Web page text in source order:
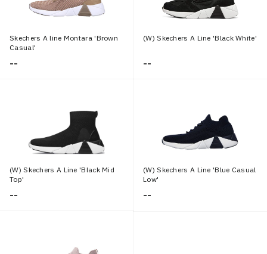
Skechers A line Montara 'Brown
Casual'
--
(W) Skechers A Line 'Black White'
--
(W) Skechers A Line 'Black Mid
Top'
--
(W) Skechers A Line 'Blue Casual
Low'
--